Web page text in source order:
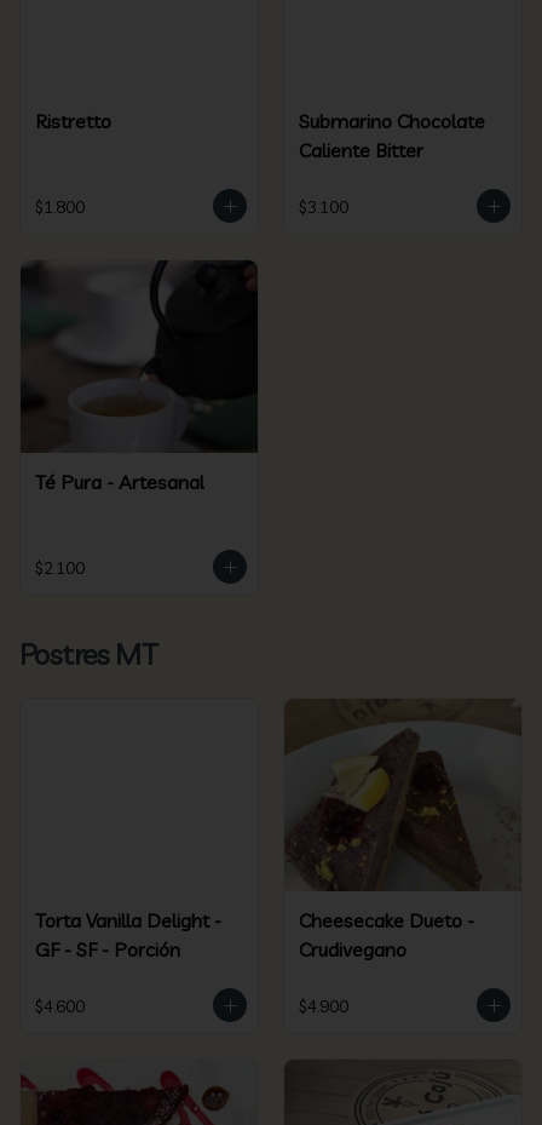
Ristretto
$1.800
Submarino Chocolate
Caliente Bitter
$3.100
Té Pura - Artesanal
$2.100
Postres MT
Torta Vanilla Delight -
GF - SF - Porción
$4.600
Cheesecake Dueto -
Crudivegano
$4.900